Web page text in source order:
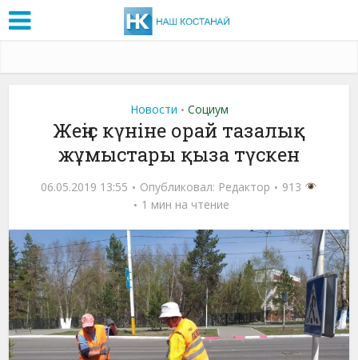
Новости • Социум
Жеңіс күніне орай тазалық
жұмыстары қыза түскен
06.05.2019 13:55 Опубликовал: Редактор
913
1 мин на чтение